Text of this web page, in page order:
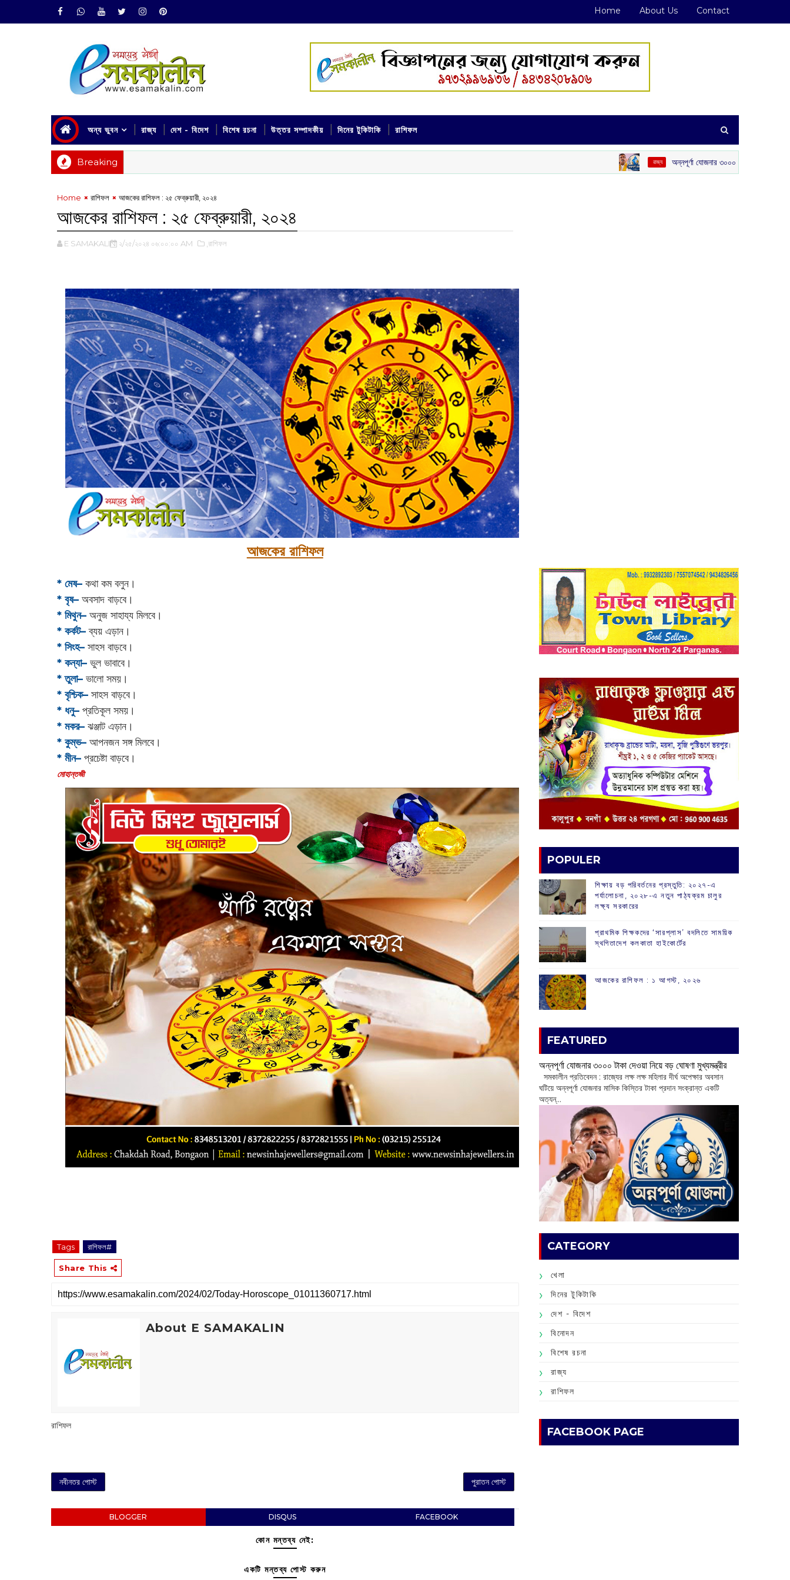
Home About Us Contact
অন্য ভুবন রাজ্য দেশ - বিদেশ বিশেষ রচনা উত্তর সম্পাদকীয় দিনের টুকিটাকি রাশিফল
Breaking ‌ রাজ্য অন্নপূর্ণা যোজনার ৩০০০ টাকা দেওয়া নিয়ে বড় ঘোষণা
Home রাশিফল আজকের রাশিফল : ‌২৫ ফেব্রুয়ারী, ২০২৪
আজকের রাশিফল : ‌২৫ ফেব্রুয়ারী, ২০২৪
E SAMAKALIN ২/২৫/২০২৪ ০৬:০০:০০ AM ,রাশিফল
আজকের রাশিফল
* মেষ– কথা কম বলুন।
* বৃষ– অবসাদ বাড়বে।
* মিথুন– অনুজ সাহায্য মিলবে।
* কর্কট–ব্যয় এড়ান।
* সিংহ– সাহস বাড়বে।
* কন্যা– ভুল ভাবাবে।
* তুলা– ভালো সময়।
* বৃশ্চিক– সাহস বাড়বে।
* ধনু– প্রতিকূল সময়।
* মকর– ঝঞ্জাট এড়ান।‌
* কুম্ভ– আপনজন সঙ্গ মিলবে।
* মীন– প্রচেষ্টা বাড়বে।
‌মোহান্তজী‌‌‌‌‌‌‌‌‌‌‌‌‌‌‌‌‌
Tags রাশিফল#
Share This
About E SAMAKALIN
রাশিফল
নবীনতর পোস্ট পুরাতন পোস্ট
BLOGGER DISQUS FACEBOOK
কোন মন্তব্য নেই:
একটি মন্তব্য পোস্ট করুন
POPULER
শিক্ষায় বড় পরিবর্তনের প্রস্তুতি: ২০২৭-এ
পর্যালোচনা, ২০২৮-এ নতুন পাঠ্যক্রম চালুর
লক্ষ্য সরকারের
প্রাথমিক শিক্ষকদের ‘সারপ্লাস’ বদলিতে সাময়িক
স্থগিতাদেশ কলকাতা হাইকোর্টের
আজকের রাশিফল :‌ ‌‌১ আগস্ট, ২০২৬
FEATURED
অন্নপূর্ণা যোজনার ৩০০০ টাকা দেওয়া নিয়ে বড় ঘোষণা মুখ্যমন্ত্রীর
সমকালীন প্রতিবেদন : রাজ্যের লক্ষ লক্ষ মহিলার দীর্ঘ অপেক্ষার অবসান
ঘটিয়ে অন্নপূর্ণা যোজনার মাসিক কিস্তির টাকা প্রদান সংক্রান্ত একটি
অত্যন্...
CATEGORY
খেলা
দিনের টুকিটাকি
দেশ - বিদেশ
বিনোদন
বিশেষ রচনা
রাজ্য
রাশিফল
FACEBOOK PAGE